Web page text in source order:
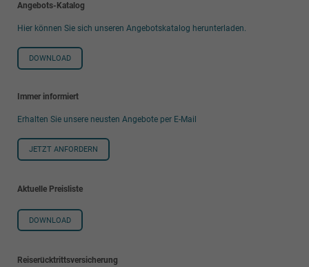
Angebots-Katalog
Hier können Sie sich unseren Angebotskatalog herunterladen.
DOWNLOAD
Immer informiert
Erhalten Sie unsere neusten Angebote per E-Mail
JETZT ANFORDERN
Aktuelle Preisliste
DOWNLOAD
Reiserücktrittsversicherung